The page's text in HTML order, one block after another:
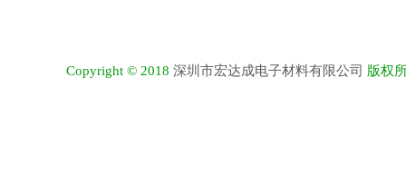
Copyright © 2018 深圳市宏达成电子材料有限公司 版权